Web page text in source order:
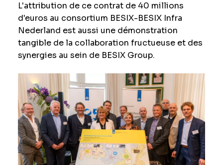
L'attribution de ce contrat de 40 millions
d'euros au consortium BESIX-BESIX Infra
Nederland est aussi une démonstration
tangible de la collaboration fructueuse et des
synergies au sein de BESIX Group.